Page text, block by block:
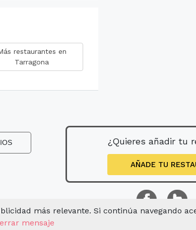
restaurantes en
Tarragona
¿Quieres añadir tu
AÑADE TU
más relevante. Si continúa navegando
mensaje